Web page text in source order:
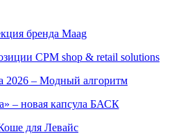
бренда Maag
CPM shop & retail solutions
2026 – Модный алгоритм
– новая капсула БАСК
для Левайс